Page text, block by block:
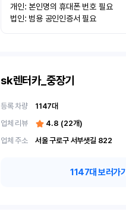
개인: 본인명의 휴대폰 번호 필요
법인: 범용 공인인증서 필요
sk렌터카_중장기
등록 차량 1147대
업체 리뷰
4.8 (22개)
업체 주소
서울 구로구 서부샛길 822
1147대 보러가기